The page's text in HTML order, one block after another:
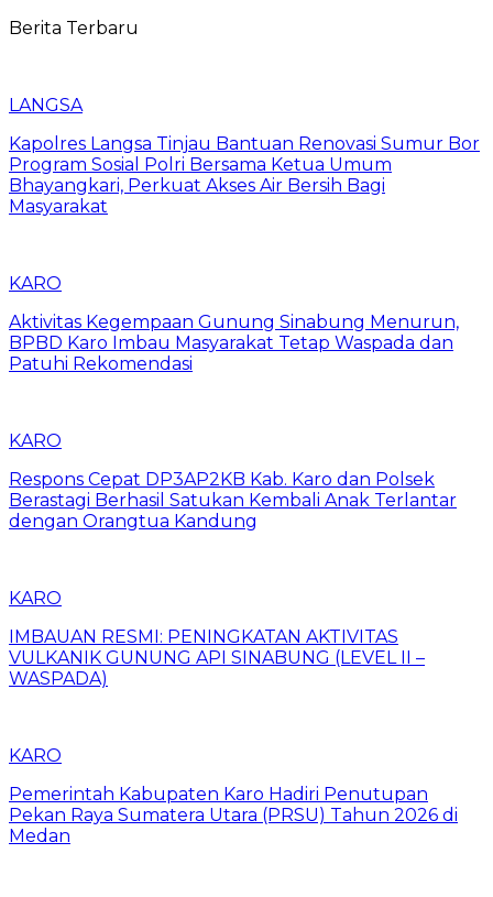
Berita Terbaru
LANGSA
Kapolres Langsa Tinjau Bantuan Renovasi Sumur Bor
Program Sosial Polri Bersama Ketua Umum
Bhayangkari, Perkuat Akses Air Bersih Bagi
Masyarakat
KARO
Aktivitas Kegempaan Gunung Sinabung Menurun,
BPBD Karo Imbau Masyarakat Tetap Waspada dan
Patuhi Rekomendasi
KARO
Respons Cepat DP3AP2KB Kab. Karo dan Polsek
Berastagi Berhasil Satukan Kembali Anak Terlantar
dengan Orangtua Kandung
KARO
IMBAUAN RESMI: PENINGKATAN AKTIVITAS
VULKANIK GUNUNG API SINABUNG (LEVEL II –
WASPADA)
KARO
Pemerintah Kabupaten Karo Hadiri Penutupan
Pekan Raya Sumatera Utara (PRSU) Tahun 2026 di
Medan